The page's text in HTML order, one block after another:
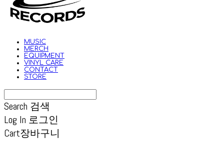
MUSIC
MERCH
EQUIPMENT
VINYL CARE
CONTACT
STORE
Search 검색
Log In 로그인
Cart장바구니